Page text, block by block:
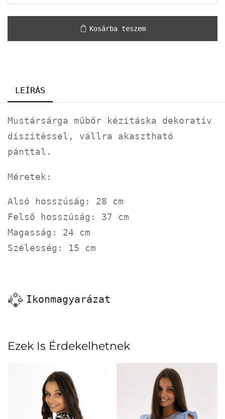
Kosárba teszem
LEÍRÁS
Mustársárga műbőr kézitáska dekoratív
díszítéssel, vállra akasztható
pánttal.
Méretek:
Alsó hosszúság: 28 cm
Felső hosszúság: 37 cm
Magasság: 24 cm
Szélesség: 15 cm
Ikonmagyarázat
Ezek Is Érdekelhetnek